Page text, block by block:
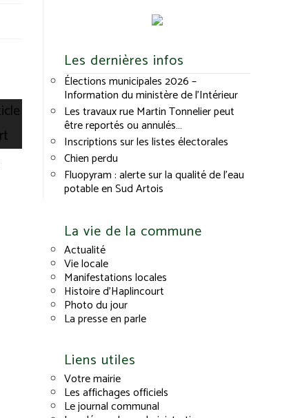
Les dernières infos
Élections municipales 2026 –
Information du ministère de l’Intérieur
Les travaux rue Martin Tonnelier peut
être reportés ou annulés…
Inscriptions sur les listes électorales
Chien perdu
Fluopyram : alerte sur la qualité de l’eau
potable en Sud Artois
La vie de la commune
Actualité
Vie locale
Manifestations locales
Histoire d’Haplincourt
Photo du jour
La presse en parle
Liens utiles
Votre mairie
Les affichages officiels
Le journal communal